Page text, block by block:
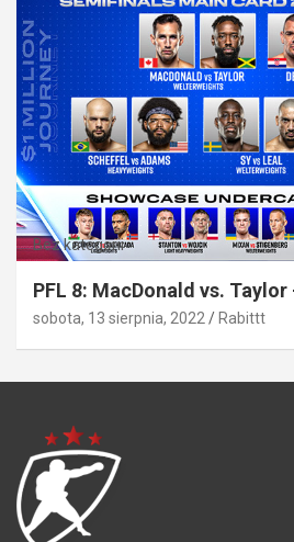
Bez kategorii
PFL 8: MacDonald vs. Taylor
sobota, 13 sierpnia, 2022 Rabittt